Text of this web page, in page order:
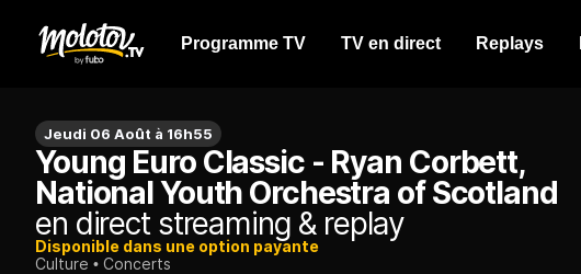
Programme TV TV en direct Replays
Jeudi 06 Août à 16h55
Young Euro Classic - Ryan Corbett,
National Youth Orchestra of Scotland
en direct streaming & replay
Disponible dans une option payante
Culture
Concerts